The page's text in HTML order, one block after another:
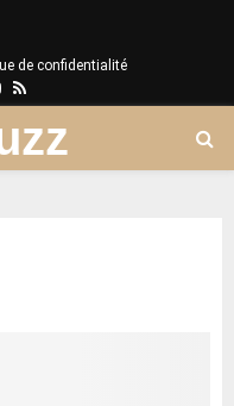
de confidentialité
Youtube
Rss